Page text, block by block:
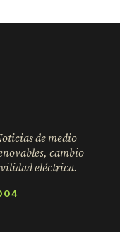
de medio
cambio
eléctrica.